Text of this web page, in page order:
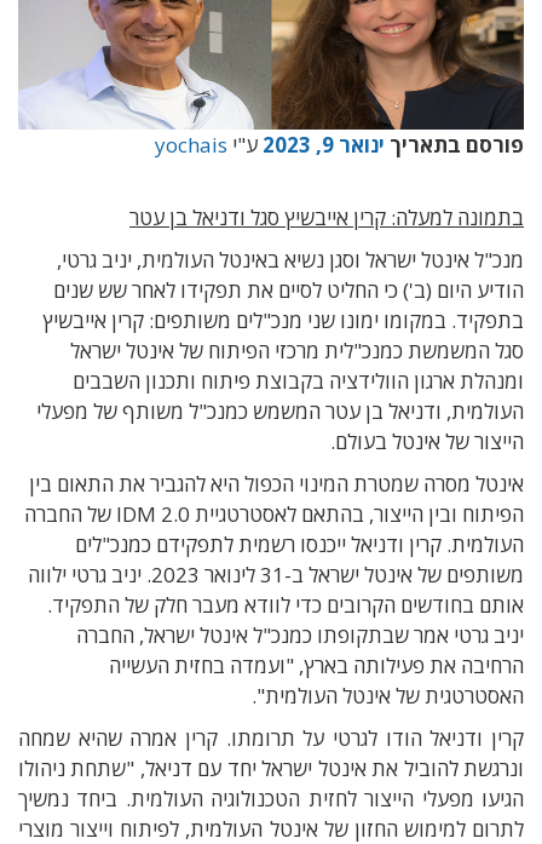
פורסם בתאריך ינואר 9, 2023 ע"י yochais
בתמונה למעלה: קרין אייבשיץ סגל ודניאל בן עטר
מנכ"ל אינטל ישראל וסגן נשיא באינטל העולמית, יניב גרטי,
הודיע היום (ב') כי החליט לסיים את תפקידו לאחר שש שנים
בתפקיד. במקומו ימונו שני מנכ"לים משותפים: קרין אייבשיץ
סגל המשמשת כמנכ"לית מרכזי הפיתוח של אינטל ישראל
ומנהלת ארגון הוולידציה בקבוצת פיתוח ותכנון השבבים
העולמית, ודניאל בן עטר המשמש כמנכ"ל משותף של מפעלי
הייצור של אינטל בעולם.
אינטל מסרה שמטרת המינוי הכפול היא להגביר את התאום בין
הפיתוח ובין הייצור, בהתאם לאסטרטגיית IDM 2.0 של החברה
העולמית. קרין ודניאל ייכנסו רשמית לתפקידם כמנכ"לים
משותפים של אינטל ישראל ב-31 לינואר 2023. יניב גרטי ילווה
אותם בחודשים הקרובים כדי לוודא מעבר חלק של התפקיד.
יניב גרטי אמר שבתקופתו כמנכ"ל אינטל ישראל, החברה
הרחיבה את פעילותה בארץ, "ועמדה בחזית העשייה
האסטרטגית של אינטל העולמית".
קרין ודניאל הודו לגרטי על תרומתו. קרין אמרה שהיא שמחה
ונרגשת להוביל את אינטל ישראל יחד עם דניאל, "שתחת ניהולו
הגיעו מפעלי הייצור לחזית הטכנולוגיה העולמית. ביחד נמשיך
לתרום למימוש החזון של אינטל העולמית, לפיתוח וייצור מוצרי